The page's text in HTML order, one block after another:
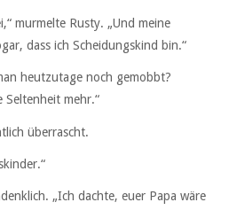
murmelte Rusty. „Und meine
dass ich Scheidungskind bin.“
heutzutage noch gemobbt?
Seltenheit mehr.“
überrascht.
„Ich dachte, euer Papa wäre